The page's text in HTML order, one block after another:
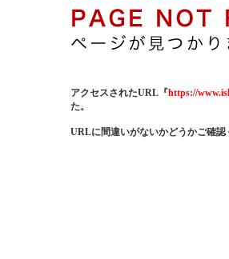
アクセスされたURL『https://
た。
URLに間違いがないかどうかご確認